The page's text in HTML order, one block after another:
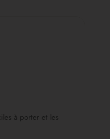
à porter et les